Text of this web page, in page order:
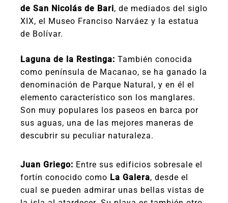
de San Nicolás de Bari, de mediados del siglo
XIX, el Museo Franciso Narváez y la estatua
de Bolívar.
Laguna de la Restinga: También conocida
como península de Macanao, se ha ganado la
denominación de Parque Natural, y en él el
elemento característico son los manglares.
Son muy populares los paseos en barca por
sus aguas, una de las mejores maneras de
descubrir su peculiar naturaleza.
Juan Griego: Entre sus edificios sobresale el
fortín conocido como La Galera, desde el
cual se pueden admirar unas bellas vistas de